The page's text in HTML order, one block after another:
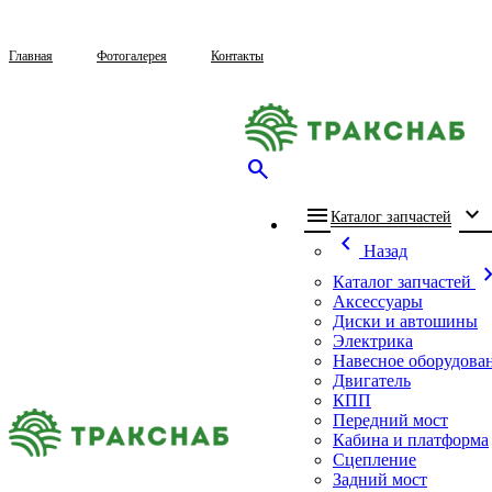
Главная Фотогалерея Контакты
search
menu Каталог запчастей expand_more
chevron_left
Назад
Каталог запчастей
chevron_right
Аксессуары
Диски и автошины
Электрика
Навесное
Двигатель
КПП
Передний мост
Кабина и платформа
Сцепление
Задний мост